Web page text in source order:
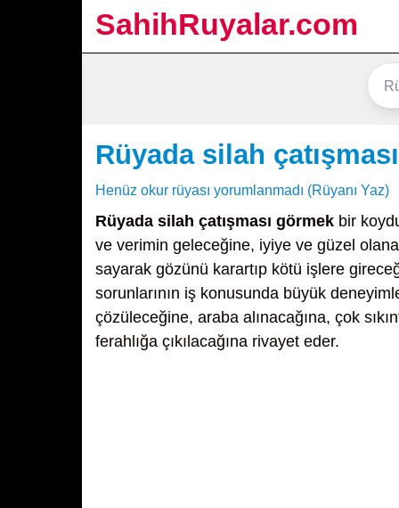
SahihRuyalar.com
Rüyada silah
Henüz okur rüyası yorumlanmadı (Rüyanı Yaz)
Rüyada silah çatışması görmek bir
ve verimin geleceğine, iyiye ve güzel
sayarak gözünü karartıp kötü işlere
sorunlarının iş konusunda büyük
çözüleceğine, araba alınacağına, çok
ferahlığa çıkılacağına rivayet eder.